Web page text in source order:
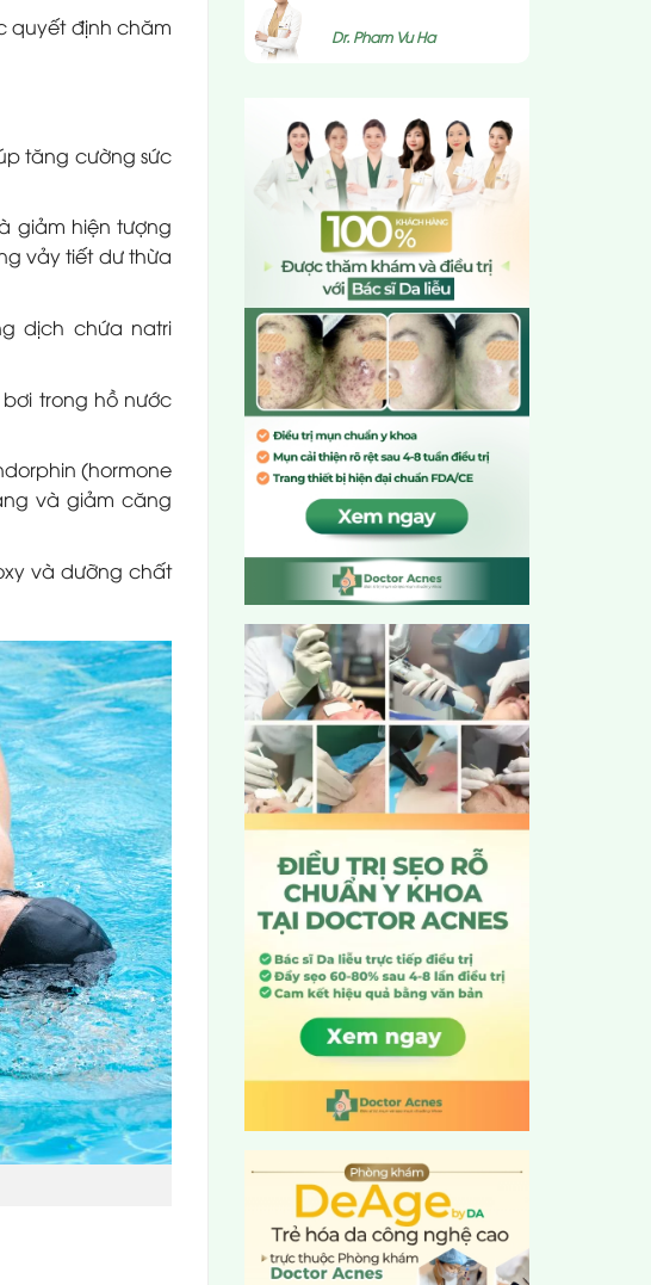
quyết định chăm
tăng cường sức
giảm hiện tượng
vảy tiết dư thừa
dịch chứa natri
trong hồ nước
(hormone
và giảm căng
và dưỡng chất
Dr. Pham Vu Ha